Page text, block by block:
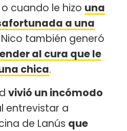
o cuando le hizo una
a una
Nico también generó
al cura que le
chica.
vivió un incómodo
entrevistar a
de Lanús que